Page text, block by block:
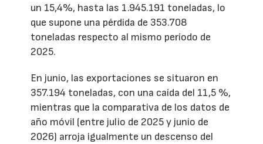
un 15,4%, hasta las 1.945.191 toneladas, lo
que supone una pérdida de 353.708
toneladas respecto al mismo período de
2025.
En junio, las exportaciones se situaron en
357.194 toneladas, con una caída del 11,5 %,
mientras que la comparativa de los datos de
año móvil (entre julio de 2025 y junio de
2026) arroja igualmente un descenso del